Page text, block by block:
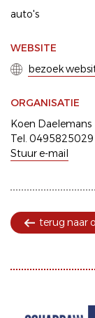
auto's
WEBSITE
bezoek
ORGANISATIE
Koen Daelemans
Tel. 0495825029
Stuur e-mail
terug naar